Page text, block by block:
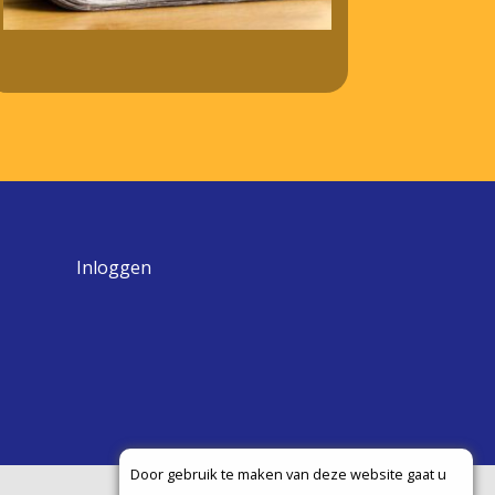
Door gebruik te maken van deze website gaat u
Inloggen